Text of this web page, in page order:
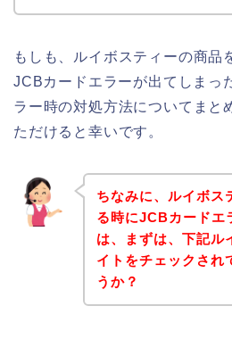
もしも、ルイボスティーの商品
JCBカードエラーが出てしまっ
ラー時の対処方法についてまと
ただけると幸いです。
ちなみに、ルイボス
る時にJCBカードエ
は、まずは、下記ル
イトをチェックされ
うか？